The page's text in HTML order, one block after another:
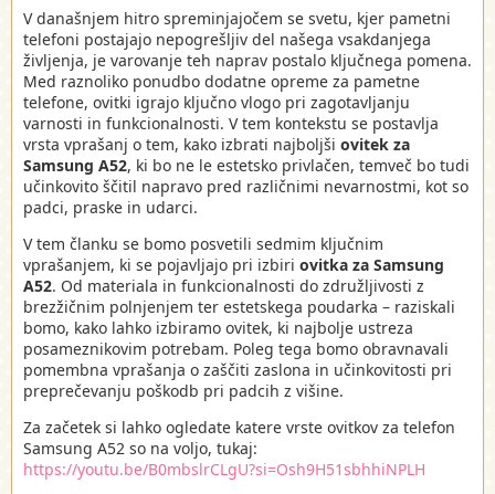
V današnjem hitro spreminjajočem se svetu, kjer pametni
telefoni postajajo nepogrešljiv del našega vsakdanjega
življenja, je varovanje teh naprav postalo ključnega pomena.
Med raznoliko ponudbo dodatne opreme za pametne
telefone, ovitki igrajo ključno vlogo pri zagotavljanju
varnosti in funkcionalnosti. V tem kontekstu se postavlja
vrsta vprašanj o tem, kako izbrati najboljši ovitek za
Samsung A52, ki bo ne le estetsko privlačen, temveč bo tudi
učinkovito ščitil napravo pred različnimi nevarnostmi, kot so
padci, praske in udarci.
V tem članku se bomo posvetili sedmim ključnim
vprašanjem, ki se pojavljajo pri izbiri ovitka za Samsung
A52. Od materiala in funkcionalnosti do združljivosti z
brezžičnim polnjenjem ter estetskega poudarka – raziskali
bomo, kako lahko izbiramo ovitek, ki najbolje ustreza
posameznikovim potrebam. Poleg tega bomo obravnavali
pomembna vprašanja o zaščiti zaslona in učinkovitosti pri
preprečevanju poškodb pri padcih z višine.
Za začetek si lahko ogledate katere vrste ovitkov za telefon
Samsung A52 so na voljo, tukaj:
https://youtu.be/B0mbslrCLgU?si=Osh9H51sbhhiNPLH